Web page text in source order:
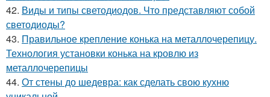
42. Виды и типы светодиодов. Что представляют собой
светодиоды?
43. Правильное крепление конька на металлочерепицу.
Технология установки конька на кровлю из
металлочерепицы
44. От стены до шедевра: как сделать свою кухню